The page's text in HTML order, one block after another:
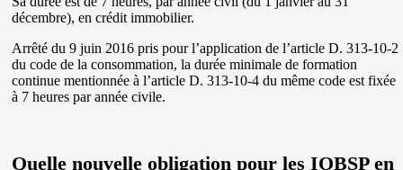
décembre), en crédit immobilier.
Arrêté du 9 juin 2016 pris pour l’application de l’article D. 313-10-2
du code de la consommation, la durée minimale de formation
continue mentionnée à l’article D. 313-10-4 du même code est fixée
à 7 heures par année civile.
Quelle nouvelle obligation pour les IOBSP en